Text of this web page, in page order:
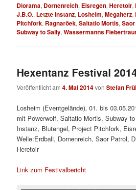
Diorama, Dornenreich, Eisregen,Heretoir,
J.B.O., Letzte Instanz, Losheim,Megaherz,
Pitchfork, Ragnaröek,Saltatio Mortis,
Subway to Sally,Wassermanns
Hexentanz Festival
Veröffentlicht am4. Mai 2014vonStefan
Losheim (Eventgelände), 01. bis
mit Powerwolf, Saltatio Mortis, Subway
Instanz, Blutengel, Project Pitchfork,
Welle:Erdball, Dornenreich, Saor Patrol,
Heretoir
Link zum Festivalbericht